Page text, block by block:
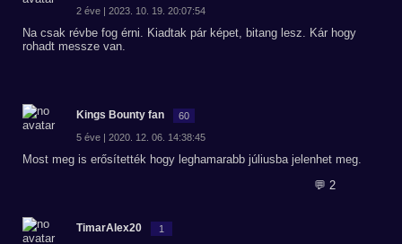
2 éve | 2023. 10. 19. 20:07:54
Na csak révbe fog érni. Kiadtak pár képet, bitang lesz. Kár hogy
rohadt messze van.
Kings Bounty fan 60
5 éve | 2020. 12. 06. 14:38:45
Most meg is erősítették hogy leghamarabb júliusba jelenhet meg.
💬 2
TimarAlex20 1